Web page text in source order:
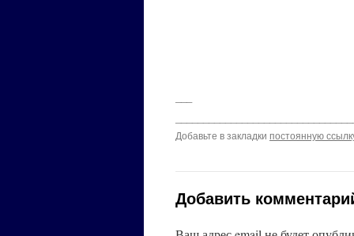
Добавьте в закладки постоянную
Добавить